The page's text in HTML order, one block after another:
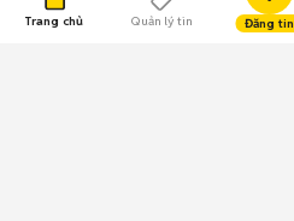
Trang chủ Quản lý tin Đăng tin